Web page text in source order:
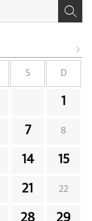
S D
1
7 8
14 15
21 22
28 29